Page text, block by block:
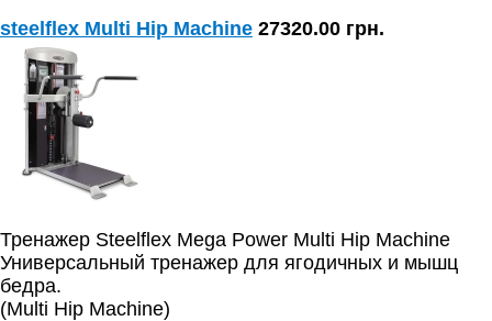
steelflex Multi Hip Machine 27320.00 грн.
Тренажер Steelflex Mega Power Multi Hip Machine
Универсальный тренажер для ягодичных и мышц
бедра.
(Multi Hip Machine)